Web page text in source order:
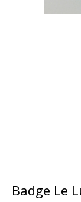
Badge Le